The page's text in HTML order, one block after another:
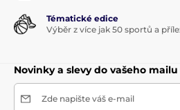
Tématické edice
Výběr z více jak 50 sportů a
Novinky a slevy do vašeho mailu
Zde napište váš e-mail